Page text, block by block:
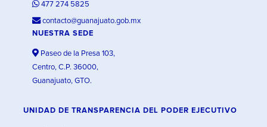
477 274 5825
contacto@guanajuato.gob.mx
NUESTRA SEDE
Paseo de la Presa 103,
Centro, C.P. 36000,
Guanajuato, GTO.
UNIDAD DE TRANSPARENCIA DEL PODER EJECUTIVO